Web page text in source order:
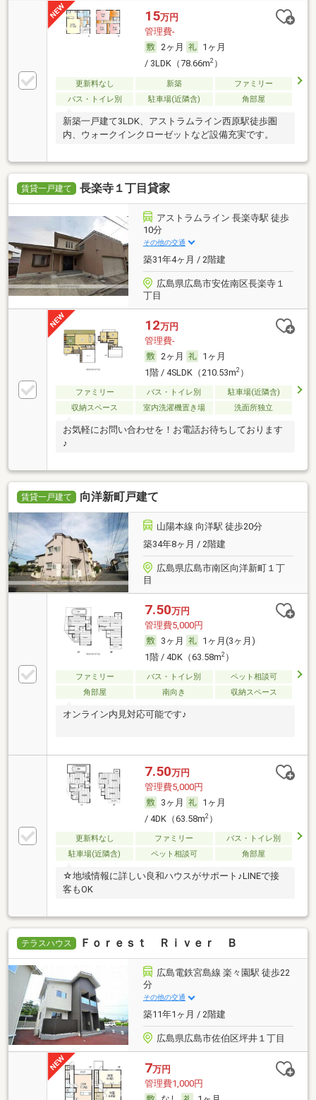
15万円
管理費-
2ヶ月
1ヶ月
/ 3LDK（78.66m2）
更新料なし 新築
ファミリー
バス・トイレ別
駐車場(近隣含) 角部屋
新築一戸建て3LDK、アストラムライン西原駅徒歩圏
内、ウォークインクローゼットなど設備充実です。
賃貸一戸建て 長楽寺１丁目貸家
アストラムライン 長楽寺駅 徒歩
10分
その他の交通
築31年4ヶ月 / 2階建
広島県広島市安佐南区長楽寺１
丁目
12万円
管理費-
2ヶ月
1ヶ月
1階 / 4SLDK（210.53m2）
ファミリー バス・トイレ別
駐車場(近隣含)
収納スペース
室内洗濯機置き場 洗面所独立
お気軽にお問い合わせを！お電話お待ちしております
♪
賃貸一戸建て 向洋新町戸建て
山陽本線 向洋駅 徒歩20分
築34年8ヶ月 / 2階建
広島県広島市南区向洋新町１丁
目
7.50万円
管理費5,000円
3ヶ月
1ヶ月(3ヶ月)
1階 / 4DK（63.58m2）
ファミリー バス・トイレ別
ペット相談可
角部屋
南向き 収納スペース
オンライン内見対応可能です♪
7.50万円
管理費5,000円
3ヶ月
1ヶ月
/ 4DK（63.58m2）
更新料なし ファミリー
バス・トイレ別
駐車場(近隣含)
ペット相談可 角部屋
☆地域情報に詳しい良和ハウスがサポート♪LINEで接
客もOK
テラスハウス Ｆｏｒｅｓｔ Ｒｉｖｅｒ Ｂ
広島電鉄宮島線 楽々園駅 徒歩22
分
その他の交通
築11年1ヶ月 / 2階建
広島県広島市佐伯区坪井１丁目
7万円
管理費1,000円